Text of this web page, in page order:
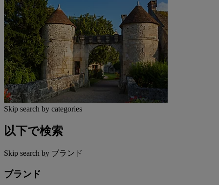
Skip search by categories
以下で検索
Skip search by ブランド
ブランド